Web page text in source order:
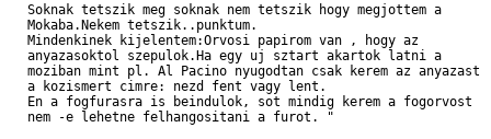
  Soknak tetszik meg soknak nem tetszik hogy megjottem a
  Mokaba.Nekem tetszik..punktum.
  Mindenkinek kijelentem:Orvosi papirom van , hogy az
  anyazasoktol szepulok.Ha egy uj sztart akartok latni a
  moziban mint pl. Al Pacino nyugodtan csak kerem az anyazast
  a kozismert cimre: nezd fent vagy lent.
  En a fogfurasra is beindulok, sot mindig kerem a fogorvost
  nem -e lehetne felhangositani a furot. "